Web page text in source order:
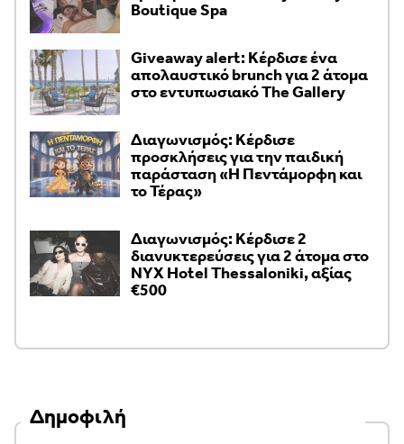
Boutique Spa
Giveaway alert: Κέρδισε ένα
απολαυστικό brunch για 2 άτομα
στο εντυπωσιακό The Gallery
Διαγωνισμός: Κέρδισε
προσκλήσεις για την παιδική
παράσταση «H Πεντάμορφη και
το Τέρας»
Διαγωνισμός: Κέρδισε 2
διανυκτερεύσεις για 2 άτομα στο
NYX Hotel Thessaloniki, αξίας
€500
Δημοφιλή